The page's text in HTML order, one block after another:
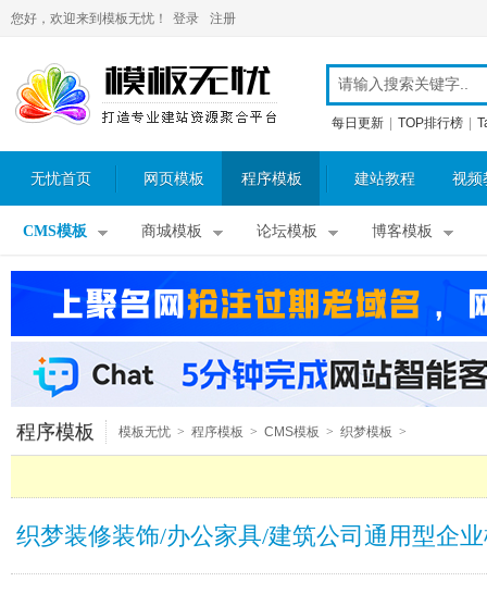
您好，欢迎来到模板无忧！ 登录 注册
每日更新 TOP排行榜
无忧首页 网页模板 程序模板 建站教程 视频
CMS模板 商城模板 论坛模板 博客模板
程序模板 模板无忧 > 程序模板 > CMS模板 > 织梦模板 >
织梦装修装饰/办公家具/建筑公司通用型企